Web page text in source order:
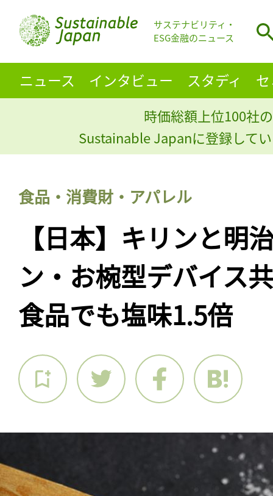
サステナビリティ・
ESG金融のニュース
ニュース インタビュー スタディ
時価総額上位100社
Sustainable Japanに登録して
食品・消費財・アパレル
【日本】キリンと明
ン・お椀型デバイス
食品でも塩味1.5倍